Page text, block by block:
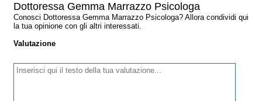
Dottoressa Gemma Marrazzo Psicologa
Conosci Dottoressa Gemma Marrazzo Psicologa? Allora condividi qui
la tua opinione con gli altri interessati.
Valutazione